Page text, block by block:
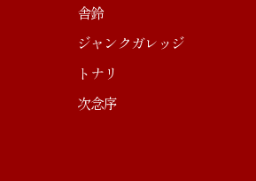
舎鈴
ジャンクガレッジ
トナリ
次念序